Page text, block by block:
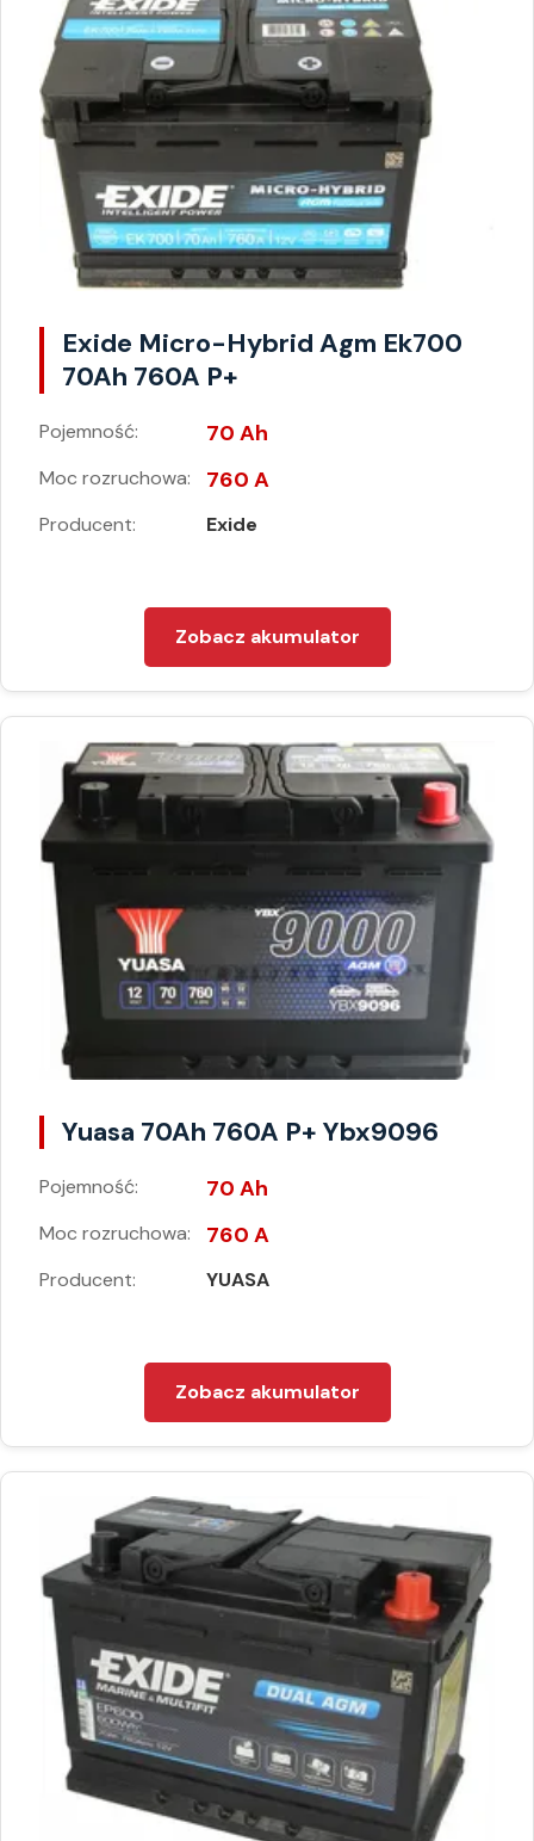
Exide Micro-Hybrid Agm Ek700
70Ah 760A P+
Pojemność: 70 Ah
Moc rozruchowa: 760 A
Producent: Exide
Zobacz akumulator
Yuasa 70Ah 760A P+ Ybx9096
Pojemność: 70 Ah
Moc rozruchowa: 760 A
Producent: YUASA
Zobacz akumulator